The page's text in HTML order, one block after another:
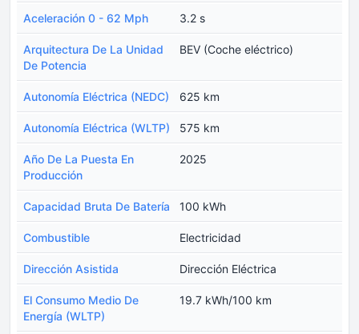
Aceleración 0 - 62 Mph 3.2 s
Arquitectura De La Unidad
De Potencia
BEV (Coche eléctrico)
Autonomía Eléctrica (NEDC) 625 km
Autonomía Eléctrica (WLTP) 575 km
Año De La Puesta En
Producción
2025
Capacidad Bruta De Batería 100 kWh
Combustible Electricidad
Dirección Asistida Dirección Eléctrica
El Consumo Medio De
Energía (WLTP)
19.7 kWh/100 km